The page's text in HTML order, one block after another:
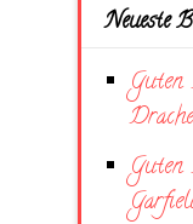
Neueste
Guten